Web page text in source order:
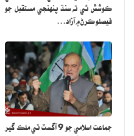
ڪوشش ٿي ته سنڌ پنهنجي مستقبل جو
فيصلو ڪرڻ ۾ آزاد…
جماعت اسلامي جو 9 آگسٽ تي ملڪ گير